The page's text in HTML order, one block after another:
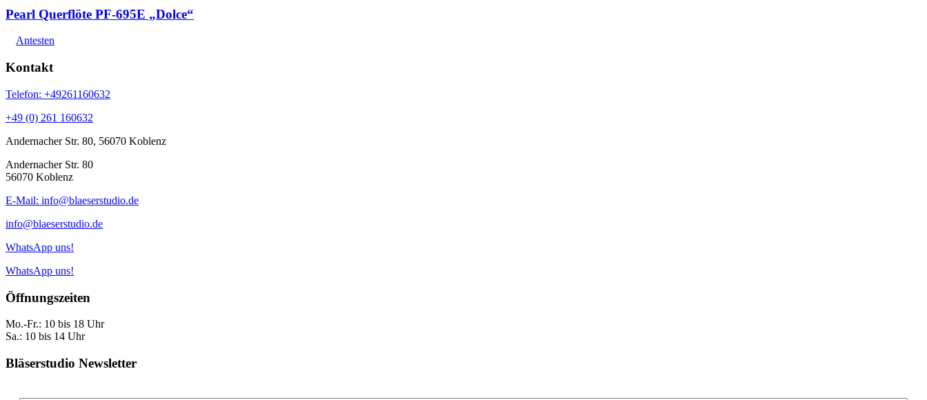
Pearl Querflöte PF-695E „Dolce“
Antesten
Kontakt
Telefon: +49261160632
+49 (0) 261 160632
Andernacher Str. 80, 56070 Koblenz
Andernacher Str. 80
56070 Koblenz
E-Mail: info@blaeserstudio.de
info@blaeserstudio.de
WhatsApp uns!
WhatsApp uns!
Öffnungszeiten
Mo.-Fr.: 10 bis 18 Uhr
Sa.: 10 bis 14 Uhr
Bläserstudio Newsletter